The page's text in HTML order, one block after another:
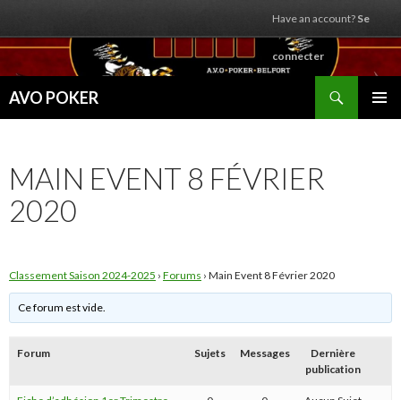
AVO POKER
MAIN EVENT 8 FÉVRIER
2020
Classement Saison 2024-2025 › Forums › Main Event 8 Février 2020
Ce forum est vide.
Forum Sujets Messages
Dernière
publication
Have an account? Se
connecter